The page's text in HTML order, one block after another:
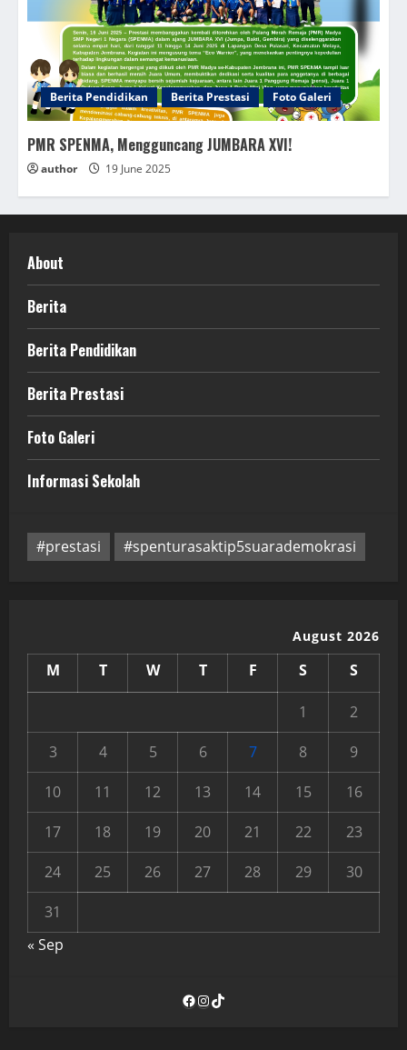
Berita Pendidikan Berita Prestasi Foto Galeri
PMR SPENMA, Mengguncang JUMBARA XVI!
author 19 June 2025
About
Berita
Berita Pendidikan
Berita Prestasi
Foto Galeri
Informasi Sekolah
#prestasi #spenturasaktip5suarademokrasi
August 2026
M T W T F S S
1
2
3
4 5 6 7 8
9
10
11 12 13 14 15
16
17
18 19 20 21 22
23
24
25 26 27 28 29
30
31
« Sep
Facebook
Instagram
TikTok